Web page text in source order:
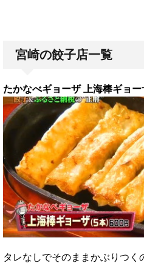
宮崎の餃子店一覧
たかなべギョーザ 上海棒ギョー
タレなしでそのままかぶりつく